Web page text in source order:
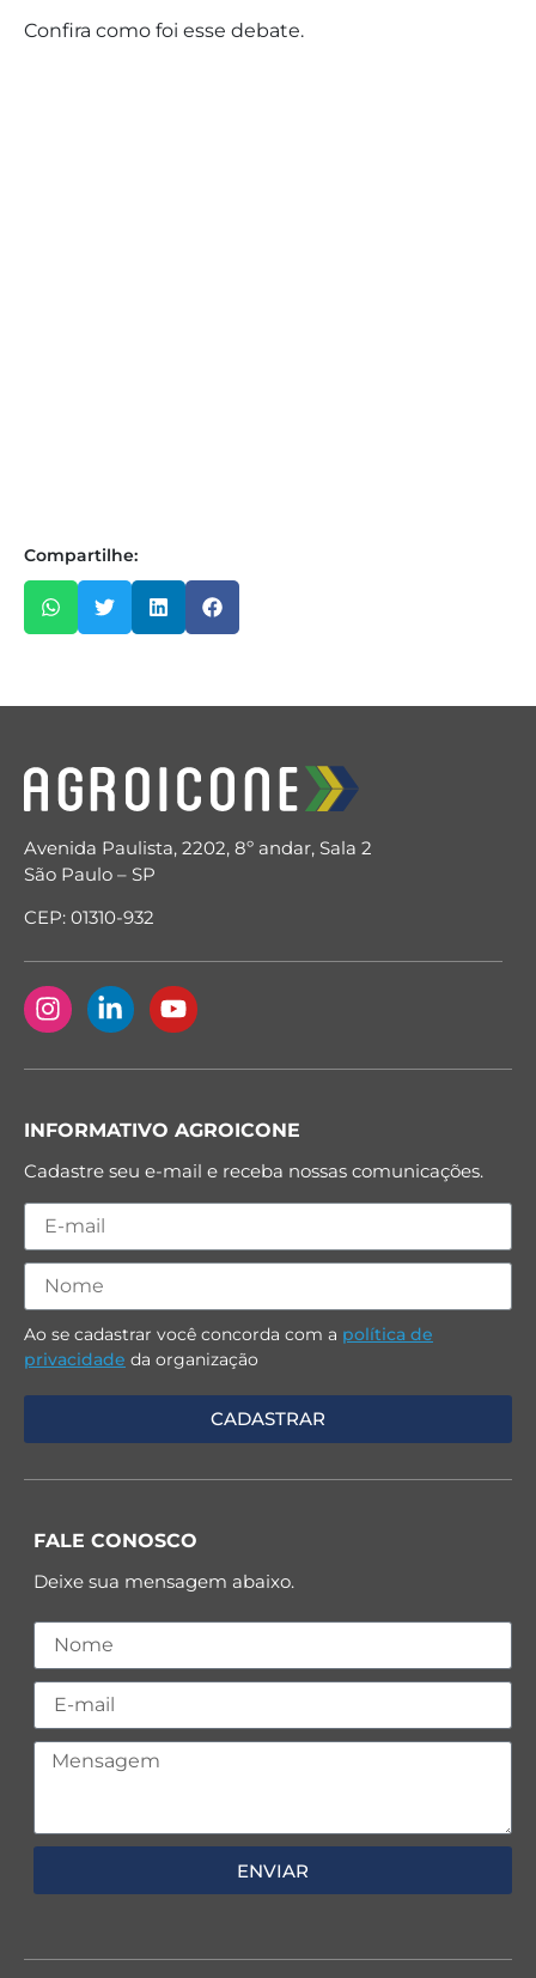
Confira como foi esse debate.
Compartilhe:
Avenida Paulista, 2202, 8º andar, Sala 2
São Paulo – SP
CEP: 01310-932
INFORMATIVO AGROICONE
Cadastre seu e-mail e receba nossas comunicações.
Ao se cadastrar você concorda com a política de
privacidade da organização
FALE CONOSCO
Deixe sua mensagem abaixo.
ENVIAR